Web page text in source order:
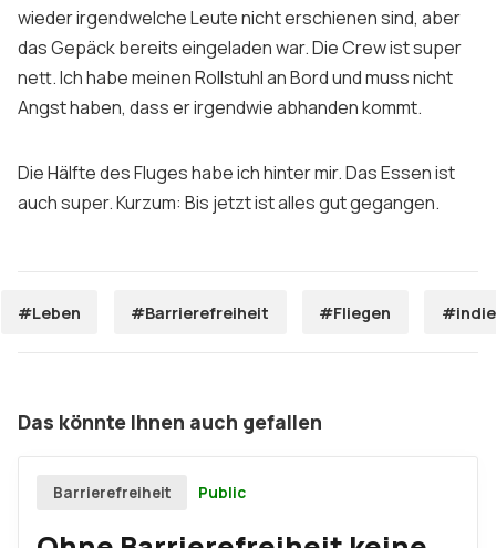
wieder irgendwelche Leute nicht erschienen sind, aber
das Gepäck bereits eingeladen war. Die Crew ist super
nett. Ich habe meinen Rollstuhl an Bord und muss nicht
Angst haben, dass er irgendwie abhanden kommt.
Die Hälfte des Fluges habe ich hinter mir. Das Essen ist
auch super. Kurzum: Bis jetzt ist alles gut gegangen.
#Leben #Barrierefreiheit #Fliegen
Das könnte Ihnen auch gefallen
Barrierefreiheit Public